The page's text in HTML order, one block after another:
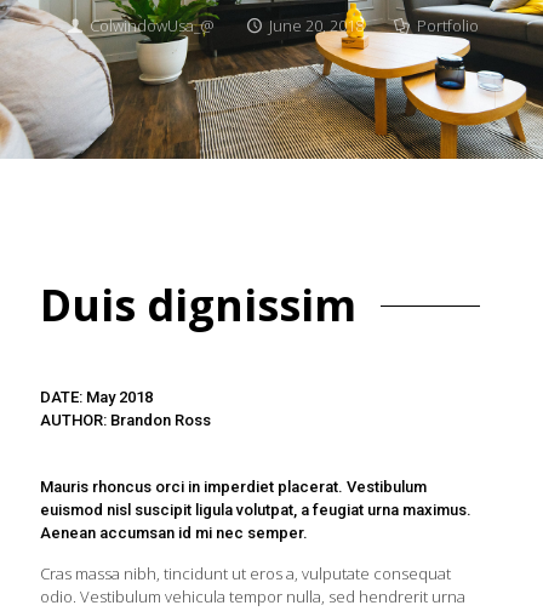
ColwindowUsa_@ June 20, 2018 Portfolio
Duis dignissim
DATE: May 2018
AUTHOR: Brandon Ross
Mauris rhoncus orci in imperdiet placerat. Vestibulum
euismod nisl suscipit ligula volutpat, a feugiat urna maximus.
Aenean accumsan id mi nec semper.
Cras massa nibh, tincidunt ut eros a, vulputate consequat
odio. Vestibulum vehicula tempor nulla, sed hendrerit urna